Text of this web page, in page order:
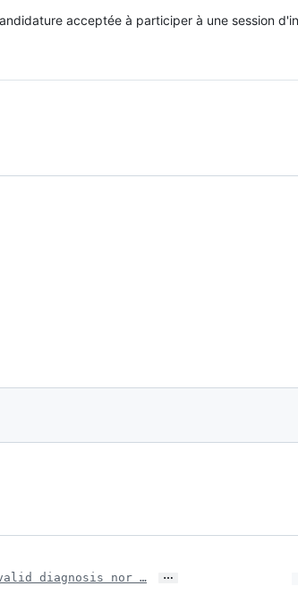
acceptée à participer à une session
diagnosis nor … …